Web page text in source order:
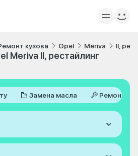
кузова Opel Meriva II,
Meriva II, рестайлинг
Замена масла Ремонт